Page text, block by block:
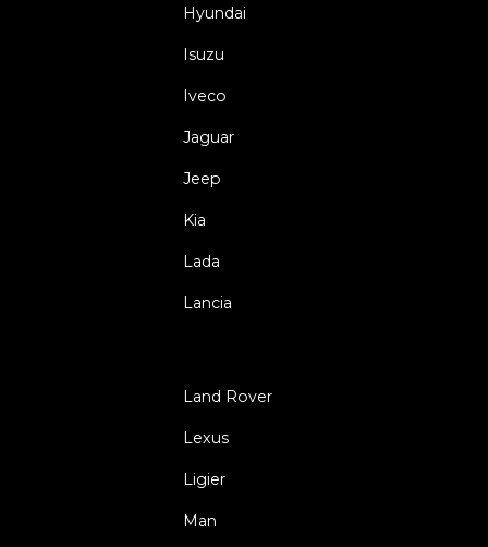
Hyundai
Isuzu
Iveco
Jaguar
Jeep
Kia
Lada
Lancia
Land Rover
Lexus
Ligier
Man